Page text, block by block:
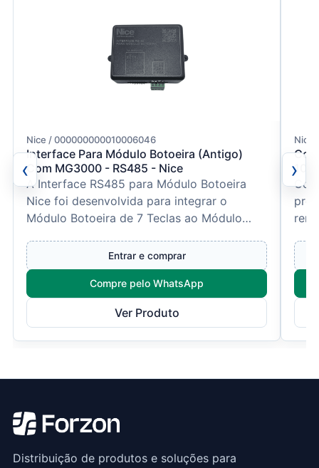
‹
Nice / 000000000010006046
Interface Para Módulo Botoeira (Antigo)
Com MG3000 - RS485 - Nice
A Interface RS485 para Módulo Botoeira
Nice foi desenvolvida para integrar o
Módulo Botoeira de 7 Teclas ao Módulo
Entrar e comprar
Compre pelo WhatsApp
Ver Produto
Nice
10 -
›
Distribuição de produtos e soluções para